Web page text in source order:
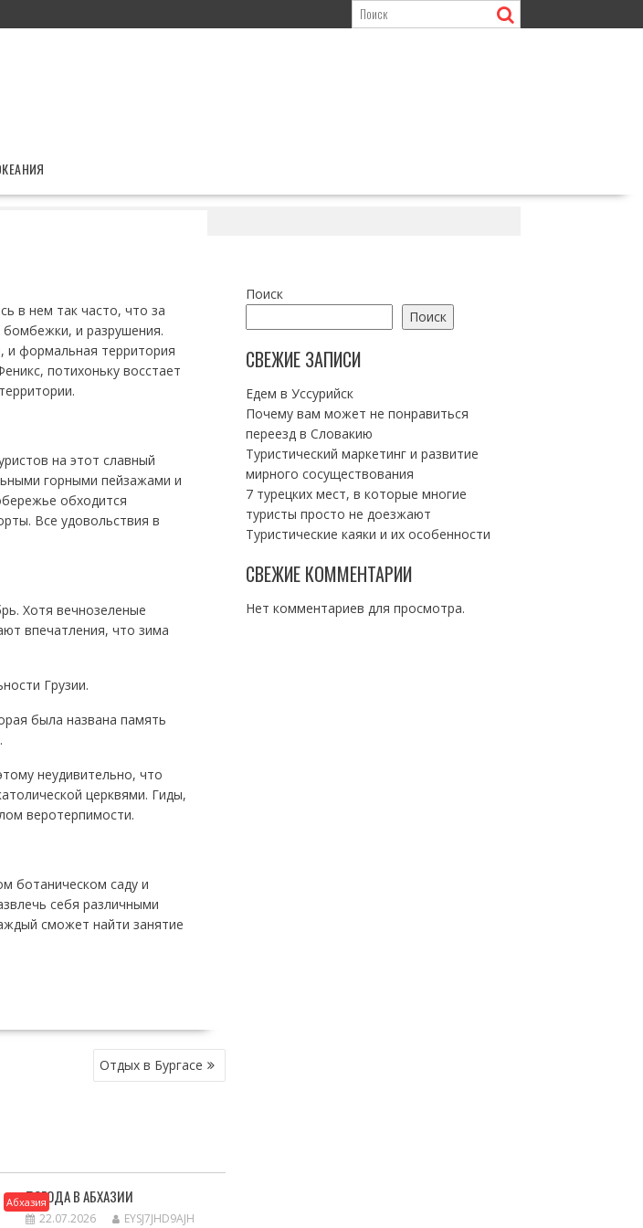
в нем так часто, что за
и разрушения.
и формальная территория
потихоньку восстает
на этот славный
горными пейзажами и
обходится
Все удовольствия в
Хотя вечнозеленые
впечатления, что зима
Грузии.
была названа память
неудивительно, что
церквями. Гиды,
веротерпимости.
ботаническом саду и
себя различными
сможет найти занятие
Отдых в Бургасе
АбхазияПОГОДА В АБХАЗИИ
22.07.2026 EYSJ7JHD9AJH
Поиск
Поиск
СВЕЖИЕ ЗАПИСИ
Едем в Уссурийск
Почему вам может не понравиться
переезд в Словакию
Туристический маркетинг и развитие
мирного сосуществования
7 турецких мест, в которые многие
туристы просто не доезжают
Туристические каяки и их особенности
СВЕЖИЕ КОММЕНТАРИИ
Нет комментариев для просмотра.